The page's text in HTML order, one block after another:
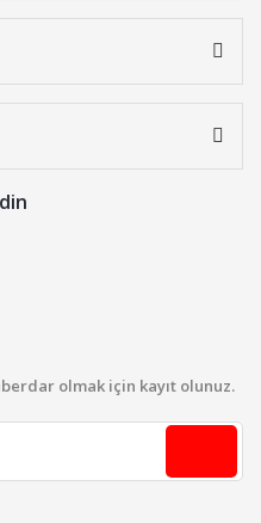
olmak için kayıt olunuz.